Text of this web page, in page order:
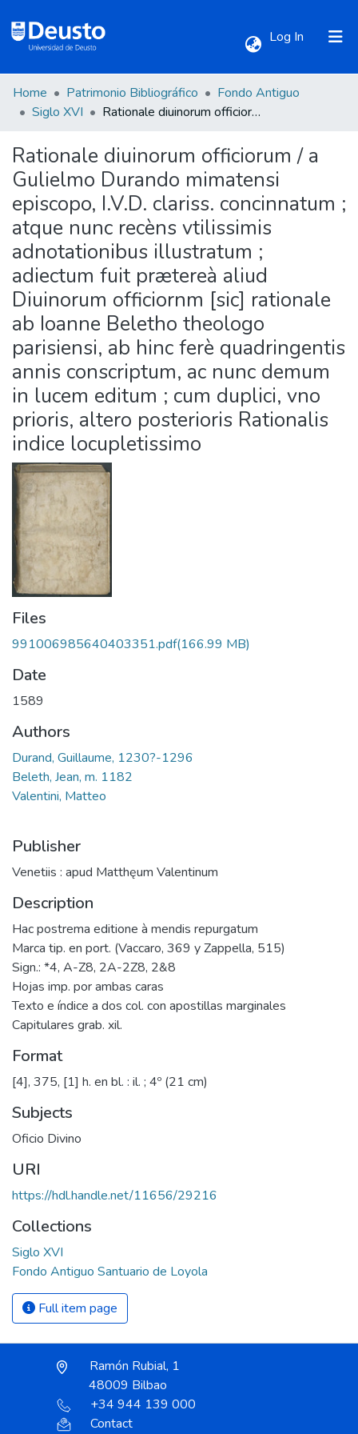
Log In (current)
Communities & Collections
All of DSpace
Statistics
Home Patrimonio Bibliográfico
Fondo Antiguo
Siglo XVI
Rationale diuinorum officiorum / a Gulielmo Durando mimatensi episcopo, I.V.D. clariss. concinnatum ; atque nunc recèns vtilissimis adnotationibus illustratum ; adiectum fuit prætereà aliud Diuinorum officiornm [sic] rationale ab Ioanne Beletho theologo parisiensi, ab hinc ferè quadringentis annis conscriptum, ac nunc demum in lucem editum ; cum duplici, vno prioris, altero posterioris Rationalis indice locupletissimo
Rationale diuinorum officiorum / a
Gulielmo Durando mimatensi
episcopo, I.V.D. clariss. concinnatum ;
atque nunc recèns vtilissimis
adnotationibus illustratum ;
adiectum fuit prætereà aliud
Diuinorum officiornm [sic] rationale
ab Ioanne Beletho theologo
parisiensi, ab hinc ferè quadringentis
annis conscriptum, ac nunc demum
in lucem editum ; cum duplici, vno
prioris, altero posterioris Rationalis
indice locupletissimo
Files
991006985640403351.pdf(166.99 MB)
Date
1589
Authors
Durand, Guillaume, 1230?-1296
Beleth, Jean, m. 1182
Valentini, Matteo
Publisher
Venetiis : apud Matthęum Valentinum
Description
Hac postrema editione à mendis repurgatum
Marca tip. en port. (Vaccaro, 369 y Zappella, 515)
Sign.: *4, A-Z8, 2A-2Z8, 2&8
Hojas imp. por ambas caras
Texto e índice a dos col. con apostillas marginales
Capitulares grab. xil.
Format
[4], 375, [1] h. en bl. : il. ; 4º (21 cm)
Subjects
Oficio Divino
URI
https://hdl.handle.net/11656/29216
Collections
Siglo XVI
Fondo Antiguo Santuario de Loyola
Full item page
Ramón Rubial, 1
48009 Bilbao
+34 944 139 000
Contact